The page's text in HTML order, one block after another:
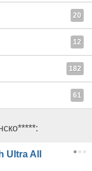
20
12
182
61
All